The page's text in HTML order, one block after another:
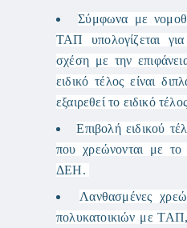
Σύμφωνα με
ΤΑΠ υπολογίζεται
σχέση με την
ειδικό τέλος είναι
εξαιρεθεί το ειδικό
Επιβολή ειδικού
που χρεώνονται με
ΔΕΗ.
Λανθασμένες
πολυκατοικιών με